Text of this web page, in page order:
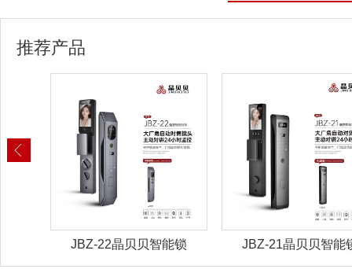
推荐产品
JBZ-22晶贝贝智能锁 JBZ-21晶贝贝智能